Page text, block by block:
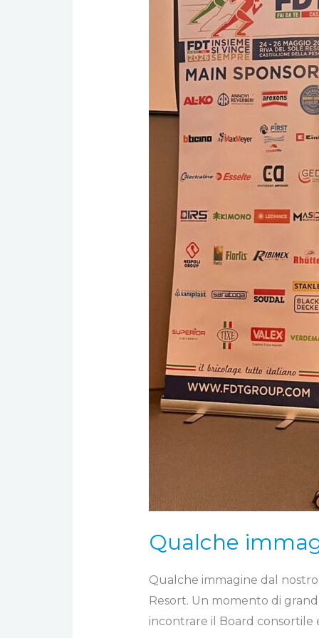
Qualche
Qualche immagine dal nostro
Resort. Un momento di
incontrare il Board